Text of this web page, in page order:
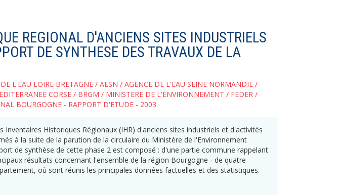
REGIONAL D'ANCIENS SITES INDUSTRIELS
DE SYNTHESE DES TRAVAUX DE LA
L'EAU LOIRE BRETAGNE /AESN /AGENCE DE L'EAU SEINE NORMANDIE /
CORSE / BRGM / MINISTERE DE L'ENVIRONNEMENT / FEDER /
BOURGOGNE - RAPPORT D'ETUDE - 2003
Inventaires Historiques Régionaux (IHR) d'anciens sites industriels et d'activités
à la suite de la parution de la circulaire du Ministère de l'Environnement
de synthèse de cette phase 2 est composé : d'une partie commune rappelant
résultats concernant l'ensemble de la région Bourgogne - de quatre
où sont réunis les principales données factuelles et des statistiques.